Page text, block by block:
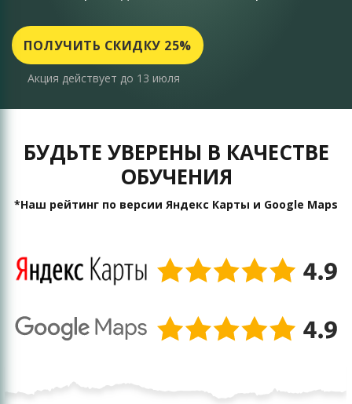
ПОЛУЧИТЬ СКИДКУ 25%
Акция действует до 13 июля
БУДЬТЕ УВЕРЕНЫ В КАЧЕСТВЕ
ОБУЧЕНИЯ
*Наш рейтинг по версии Яндекс Карты и Google Maps